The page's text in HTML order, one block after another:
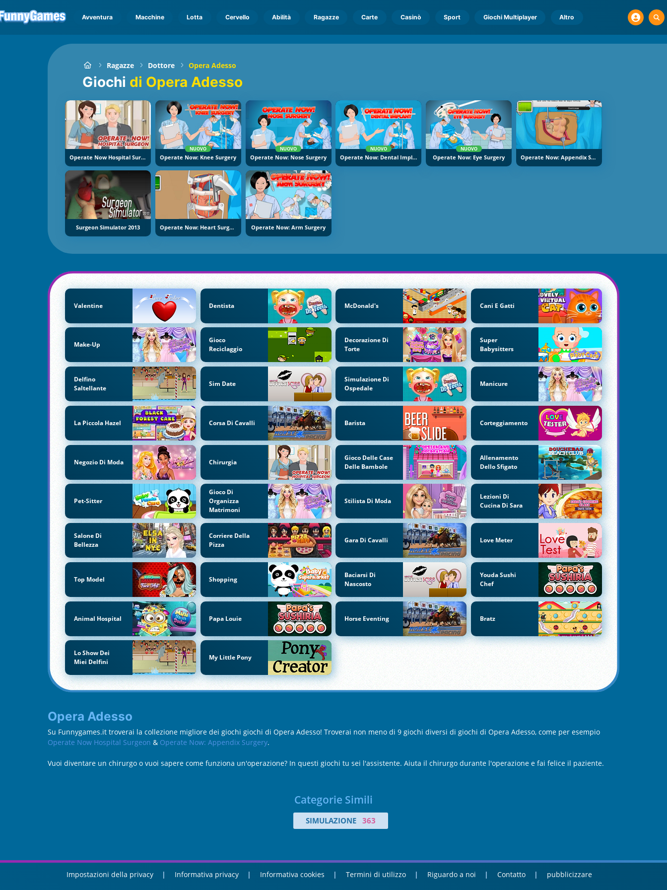
Avventura Macchine Lotta Cervello Abilità Ragazze Carte Casinò Sport Giochi Multiplayer Altro
Ragazze Dottore Opera Adesso
Giochi di Opera Adesso
Operate Now Hospital Surgeon
NUOVO
Operate Now: Knee Surgery
NUOVO
Operate Now: Nose Surgery
NUOVO
Operate Now: Dental Implant Surgery
NUOVO
Operate Now: Eye Surgery Operate Now: Appendix Surgery
Surgeon Simulator 2013 Operate Now: Heart Surgery Operate Now: Arm Surgery
Valentine Dentista McDonald's Cani E Gatti
Make-Up
Gioco
Reciclaggio
Decorazione Di
Torte
Super
Babysitters
Delfino
Saltellante
Sim Date
Simulazione Di
Ospedale
Manicure
La Piccola Hazel Corsa Di Cavalli Barista Corteggiamento
Negozio Di Moda Chirurgia
Gioco Delle Case
Delle Bambole
Allenamento
Dello Sfigato
Pet-Sitter
Gioco Di
Organizza
Matrimoni
Stilista Di Moda
Lezioni Di
Cucina Di Sara
Salone Di
Bellezza
Corriere Della
Pizza
Gara Di Cavalli Love Meter
Top Model Shopping
Baciarsi Di
Nascosto
Youda Sushi
Chef
Animal Hospital Papa Louie Horse Eventing Bratz
Lo Show Dei
Miei Delfini
My Little Pony
Opera Adesso
Su Funnygames.it troverai la collezione migliore dei giochi giochi di Opera Adesso! Troverai non meno di 9 giochi diversi di giochi di Opera Adesso, come per esempio
Operate Now Hospital Surgeon & Operate Now: Appendix Surgery.
Vuoi diventare un chirurgo o vuoi sapere come funziona un'operazione? In questi giochi tu sei l'assistente. Aiuta il chirurgo durante l'operazione e fai felice il paziente.
Categorie Simili
SIMULAZIONE 363
Impostazioni della privacy Informativa privacy Informativa cookies Termini di utilizzo Riguardo a noi Contatto pubblicizzare